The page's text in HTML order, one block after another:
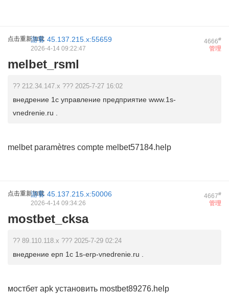
点击重新加载 4666#
游客 45.137.215.x:55659
管理
2026-4-14 09:22:47
melbet_rsml
?? 212.34.147.x ??? 2025-7-27 16:02
внедрение 1с управление предприятие www.1s-
vnedrenie.ru .
melbet paramètres compte melbet57184.help
点击重新加载 4667#
游客 45.137.215.x:50006
管理
2026-4-14 09:34:26
mostbet_cksa
?? 89.110.118.x ??? 2025-7-29 02:24
внедрение ерп 1с 1s-erp-vnedrenie.ru .
мостбет apk установить mostbet89276.help